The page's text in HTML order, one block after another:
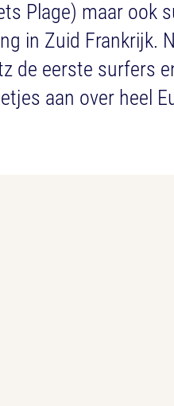
Plage) maar ook
in Zuid Frankrijk.
de eerste surfers
aan over heel